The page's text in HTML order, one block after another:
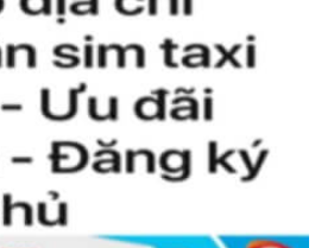
và thành công mà nó còn giúp thể
sim. Không phải ai cũng có đủ điều
2 này, bởi vậy chỉ cần nhìn vào
vị trí của bạn trong xã hội là như thế